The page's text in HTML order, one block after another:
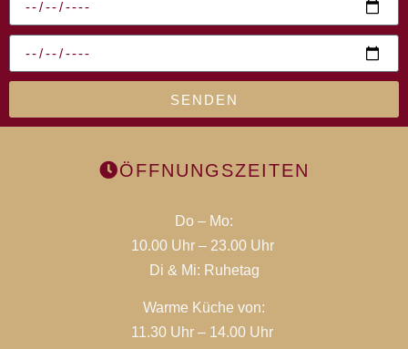
SENDEN
ÖFFNUNGS­ZEITEN
Do – Mo:
10.00 Uhr – 23.00 Uhr
Di & Mi: Ruhetag
Warme Küche von:
11.30 Uhr – 14.00 Uhr